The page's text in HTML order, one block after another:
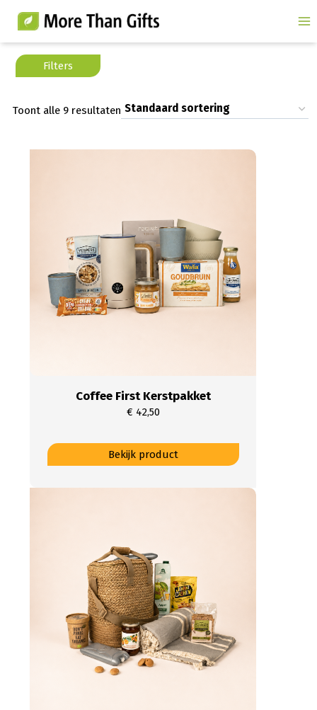
naar
inhoud
Toont alle 9 resultaten
Coffee First Kerstpakket
€ 42,50
Bekijk product